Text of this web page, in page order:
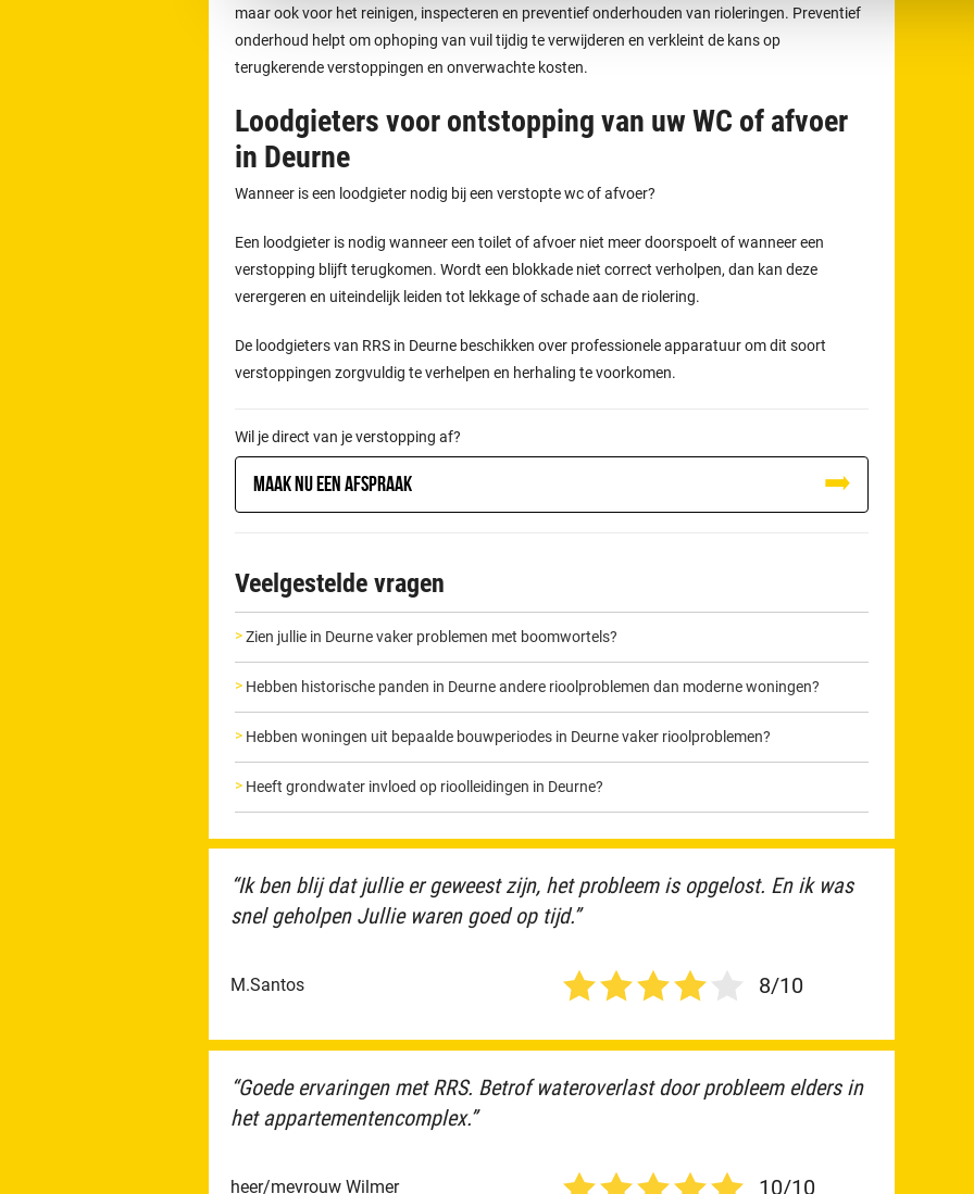
maar ook voor het reinigen, inspecteren en preventief onderhouden van rioleringen. Preventief
onderhoud helpt om ophoping van vuil tijdig te verwijderen en verkleint de kans op
terugkerende verstoppingen en onverwachte kosten.
Loodgieters voor ontstopping van uw WC of afvoer
in Deurne
Wanneer is een loodgieter nodig bij een verstopte wc of afvoer?
Een loodgieter is nodig wanneer een toilet of afvoer niet meer doorspoelt of wanneer een
verstopping blijft terugkomen. Wordt een blokkade niet correct verholpen, dan kan deze
verergeren en uiteindelijk leiden tot lekkage of schade aan de riolering.
De loodgieters van RRS in Deurne beschikken over professionele apparatuur om dit soort
verstoppingen zorgvuldig te verhelpen en herhaling te voorkomen.
Wil je direct van je verstopping af?
Maak nu een afspraak
Veelgestelde vragen
Zien jullie in Deurne vaker problemen met boomwortels?
Hebben historische panden in Deurne andere rioolproblemen dan moderne woningen?
Hebben woningen uit bepaalde bouwperiodes in Deurne vaker rioolproblemen?
Heeft grondwater invloed op rioolleidingen in Deurne?
“Ik ben blij dat jullie er geweest zijn, het probleem is opgelost. En ik was
snel geholpen Jullie waren goed op tijd.”
M.Santos 8/10
“Goede ervaringen met RRS. Betrof wateroverlast door probleem elders in
het appartementencomplex.”
heer/mevrouw Wilmer 10/10